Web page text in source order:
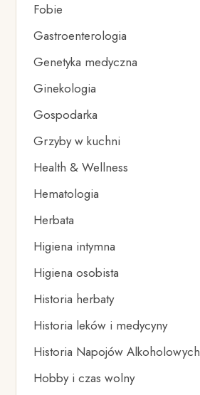
Fobie
Gastroenterologia
Genetyka medyczna
Ginekologia
Gospodarka
Grzyby w kuchni
Health & Wellness
Hematologia
Herbata
Higiena intymna
Higiena osobista
Historia herbaty
Historia leków i medycyny
Historia Napojów Alkoholowych
Hobby i czas wolny